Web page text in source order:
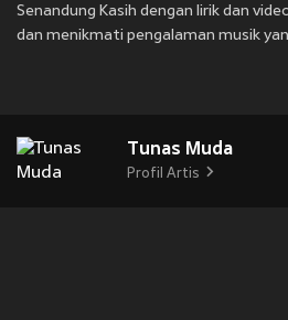
Senandung Kasih dengan lirik dan
dan menikmati pengalaman musik
Tunas Muda
Profil Artis